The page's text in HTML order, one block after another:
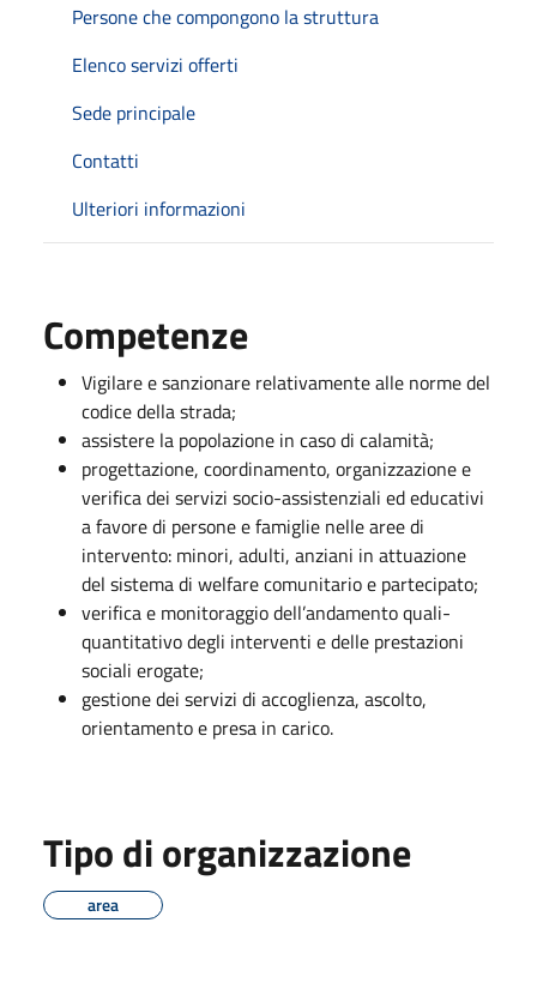
Persone che compongono la struttura
Elenco servizi offerti
Sede principale
Contatti
Ulteriori informazioni
Competenze
Vigilare e sanzionare relativamente alle norme del
codice della strada;
assistere la popolazione in caso di calamità;
progettazione, coordinamento, organizzazione e
verifica dei servizi socio-assistenziali ed educativi
a favore di persone e famiglie nelle aree di
intervento: minori, adulti, anziani in attuazione
del sistema di welfare comunitario e partecipato;
verifica e monitoraggio dell’andamento quali-
quantitativo degli interventi e delle prestazioni
sociali erogate;
gestione dei servizi di accoglienza, ascolto,
orientamento e presa in carico.
Tipo di organizzazione
area